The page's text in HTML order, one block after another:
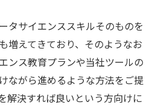
タサイエンススキルそのものを
増えてきており、そのようなお
ンス教育プランや当社ツールの
ながら進めるような方法をご提
解決すれば良いという方向けに